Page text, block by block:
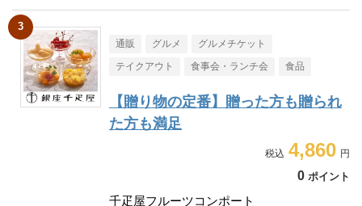
通販 グルメ グルメチケット
テイクアウト 食事会・ランチ会 食品
【贈り物の定番】贈った方も贈られ
た方も満足
4,860
0 ポイント
千疋屋フルーツコンポート